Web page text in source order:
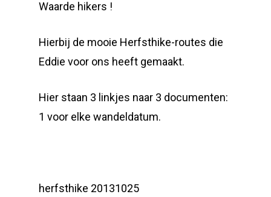
Waarde hikers !
Hierbij de mooie Herfsthike-routes die
Eddie voor ons heeft gemaakt.
Hier staan 3 linkjes naar 3 documenten:
1 voor elke wandeldatum.
herfsthike 20131025